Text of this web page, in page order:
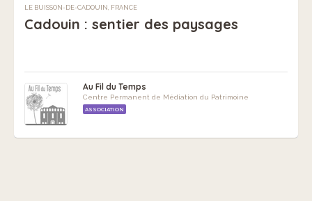
LE BUISSON-DE-CADOUIN, FRANCE
Cadouin : sentier des paysages
Au Fil du Temps
Centre Permanent de Médiation du Patrimoine
ASSOCIATION